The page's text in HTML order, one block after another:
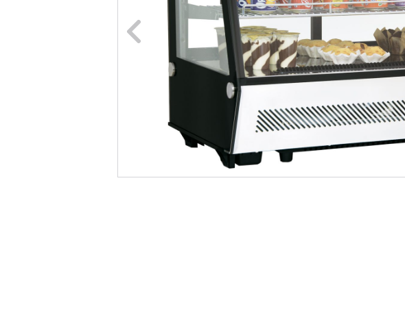
Naar vorige